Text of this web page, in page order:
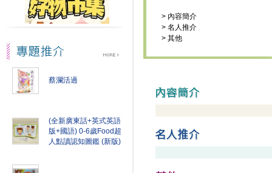
蔡瀾活過
(全新廣東話+英式英語
版+國語) 0-6歲Food超
人點讀認知圖鑑 (新版)
> 內容簡介
> 名人推介
> 其他